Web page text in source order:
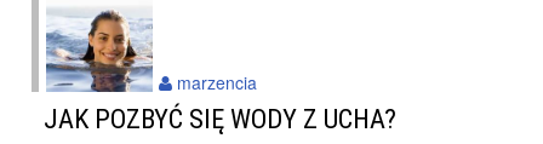
JAK POZBYĆ SIĘ WODY Z UCHA?
marzencia